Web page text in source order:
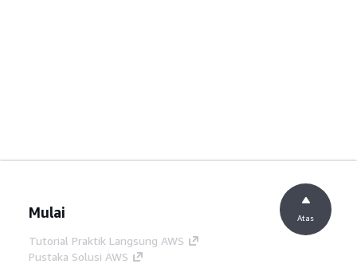
Mulai
Tutorial Praktik Langsung AWS
Pustaka Solusi AWS
Atas